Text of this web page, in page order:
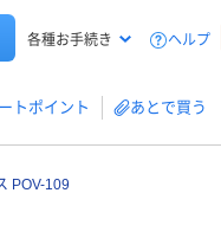
各種お手続き ヘルプ
トポイント あとで買う
POV-109